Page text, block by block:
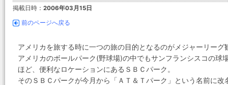
掲載日時： 2006年03月15日
前のページへ戻る
アメリカを旅する時に一つの旅の目的となるのがメジャーリーグ
アメリカのボールパーク(野球場)の中でもサンフランシスコの球
ほど、便利なロケーションにあるＳＢＣパーク。
そのＳＢＣパークが今月から「ＡＴ＆Ｔパーク」という名前に